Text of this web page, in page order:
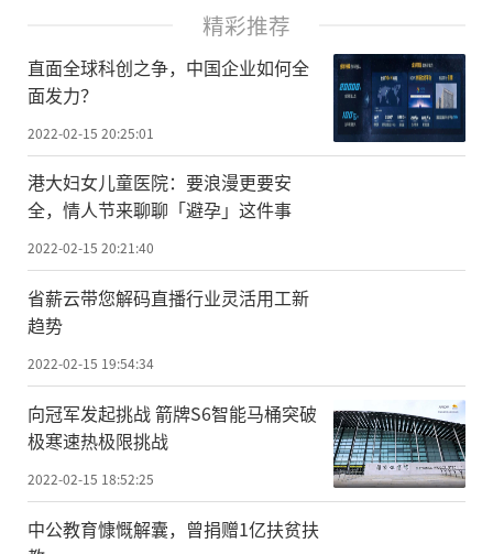
精彩推荐
直面全球科创之争，中国企业如何全
面发力？
2022-02-15 20:25:01
港大妇女儿童医院：要浪漫更要安
全，情人节来聊聊「避孕」这件事
2022-02-15 20:21:40
省薪云带您解码直播行业灵活用工新
趋势
2022-02-15 19:54:34
向冠军发起挑战 箭牌S6智能马桶突破
极寒速热极限挑战
2022-02-15 18:52:25
中公教育慷慨解囊，曾捐赠1亿扶贫扶